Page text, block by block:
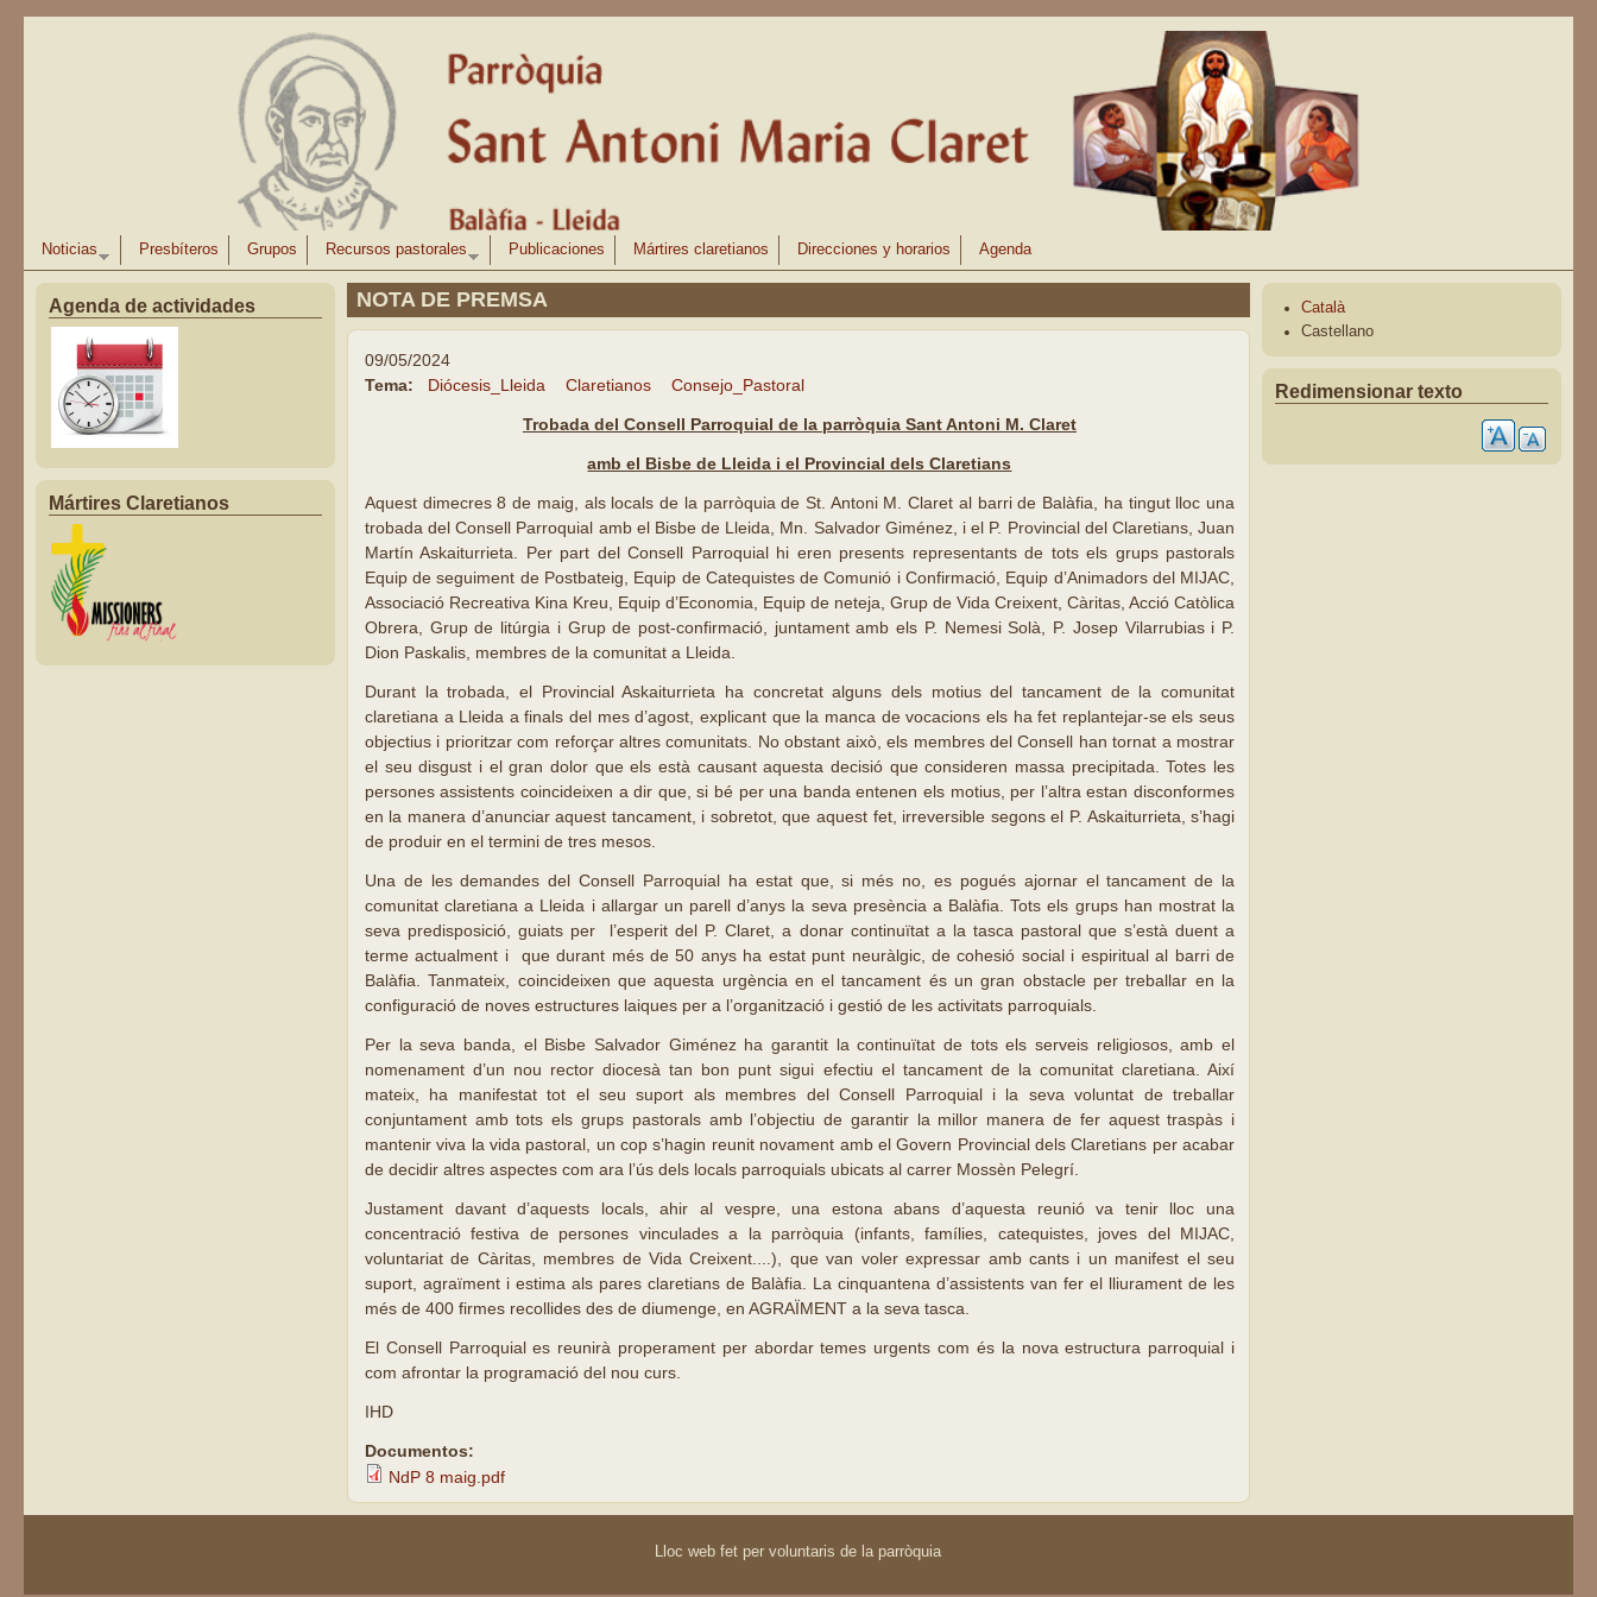
Noticias Presbíteros Grupos Recursos pastorales Publicaciones Mártires claretianos Direcciones y horarios Agenda
Agenda de actividades
Mártires Claretianos
NOTA DE PREMSA
09/05/2024
Tema:
Diócesis_Lleida Claretianos Consejo_Pastoral
Trobada del Consell Parroquial de la parròquia Sant Antoni M. Claret
amb el Bisbe de Lleida i el Provincial dels Claretians
Aquest dimecres 8 de maig, als locals de la parròquia de St. Antoni M. Claret al barri de Balàfia, ha tingut lloc una
trobada del Consell Parroquial amb el Bisbe de Lleida, Mn. Salvador Giménez, i el P. Provincial del Claretians, Juan
Martín Askaiturrieta. Per part del Consell Parroquial hi eren presents representants de tots els grups pastorals
Equip de seguiment de Postbateig, Equip de Catequistes de Comunió i Confirmació, Equip d’Animadors del MIJAC,
Associació Recreativa Kina Kreu, Equip d’Economia, Equip de neteja, Grup de Vida Creixent, Càritas, Acció Catòlica
Obrera, Grup de litúrgia i Grup de post-confirmació, juntament amb els P. Nemesi Solà, P. Josep Vilarrubias i P.
Dion Paskalis, membres de la comunitat a Lleida.
Durant la trobada, el Provincial Askaiturrieta ha concretat alguns dels motius del tancament de la comunitat
claretiana a Lleida a finals del mes d’agost, explicant que la manca de vocacions els ha fet replantejar-se els seus
objectius i prioritzar com reforçar altres comunitats. No obstant això, els membres del Consell han tornat a mostrar
el seu disgust i el gran dolor que els està causant aquesta decisió que consideren massa precipitada. Totes les
persones assistents coincideixen a dir que, si bé per una banda entenen els motius, per l’altra estan disconformes
en la manera d’anunciar aquest tancament, i sobretot, que aquest fet, irreversible segons el P. Askaiturrieta, s’hagi
de produir en el termini de tres mesos.
Una de les demandes del Consell Parroquial ha estat que, si més no, es pogués ajornar el tancament de la
comunitat claretiana a Lleida i allargar un parell d’anys la seva presència a Balàfia. Tots els grups han mostrat la
seva predisposició, guiats per l’esperit del P. Claret, a donar continuïtat a la tasca pastoral que s’està duent a
terme actualment i que durant més de 50 anys ha estat punt neuràlgic, de cohesió social i espiritual al barri de
Balàfia. Tanmateix, coincideixen que aquesta urgència en el tancament és un gran obstacle per treballar en la
configuració de noves estructures laiques per a l’organització i gestió de les activitats parroquials.
Per la seva banda, el Bisbe Salvador Giménez ha garantit la continuïtat de tots els serveis religiosos, amb el
nomenament d’un nou rector diocesà tan bon punt sigui efectiu el tancament de la comunitat claretiana. Així
mateix, ha manifestat tot el seu suport als membres del Consell Parroquial i la seva voluntat de treballar
conjuntament amb tots els grups pastorals amb l’objectiu de garantir la millor manera de fer aquest traspàs i
mantenir viva la vida pastoral, un cop s’hagin reunit novament amb el Govern Provincial dels Claretians per acabar
de decidir altres aspectes com ara l’ús dels locals parroquials ubicats al carrer Mossèn Pelegrí.
Justament davant d’aquests locals, ahir al vespre, una estona abans d’aquesta reunió va tenir lloc una
concentració festiva de persones vinculades a la parròquia (infants, famílies, catequistes, joves del MIJAC,
voluntariat de Càritas, membres de Vida Creixent....), que van voler expressar amb cants i un manifest el seu
suport, agraïment i estima als pares claretians de Balàfia. La cinquantena d’assistents van fer el lliurament de les
més de 400 firmes recollides des de diumenge, en AGRAÏMENT a la seva tasca.
El Consell Parroquial es reunirà properament per abordar temes urgents com és la nova estructura parroquial i
com afrontar la programació del nou curs.
IHD
Documentos:
NdP 8 maig.pdf
Català
Castellano
Redimensionar texto
Lloc web fet per voluntaris de la parròquia